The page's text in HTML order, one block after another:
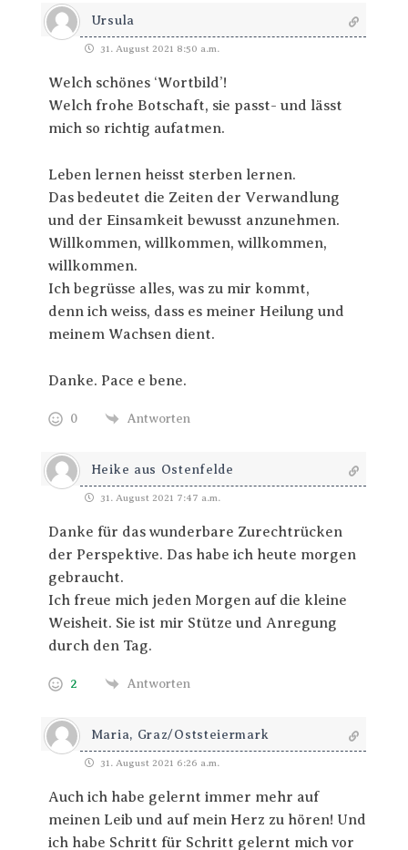
Ursula
31. August 2021 8:50 a.m.
Welch schönes ‘Wortbild’!
Welch frohe Botschaft, sie passt- und lässt
mich so richtig aufatmen.
Leben lernen heisst sterben lernen.
Das bedeutet die Zeiten der Verwandlung
und der Einsamkeit bewusst anzunehmen.
Willkommen, willkommen, willkommen,
willkommen.
Ich begrüsse alles, was zu mir kommt,
denn ich weiss, dass es meiner Heilung und
meinem Wachsen dient.
Danke. Pace e bene.
0 Antworten
Heike aus Ostenfelde
31. August 2021 7:47 a.m.
Danke für das wunderbare Zurechtrücken
der Perspektive. Das habe ich heute morgen
gebraucht.
Ich freue mich jeden Morgen auf die kleine
Weisheit. Sie ist mir Stütze und Anregung
durch den Tag.
2 Antworten
Maria, Graz/Oststeiermark
31. August 2021 6:26 a.m.
Auch ich habe gelernt immer mehr auf
meinen Leib und auf mein Herz zu hören! Und
ich habe Schritt für Schritt gelernt mich vor